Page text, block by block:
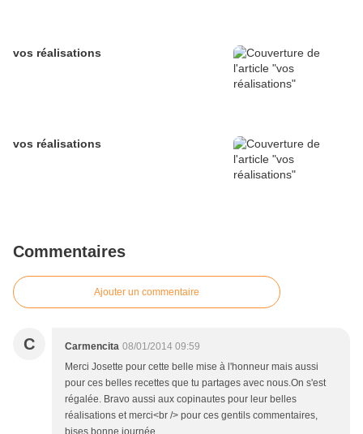
vos réalisations
vos réalisations
Commentaires
Ajouter un commentaire
C Carmencita 08/01/2014 09:59
Merci Josette pour cette belle mise à l'honneur mais aussi
pour ces belles recettes que tu partages avec nous.On s'est
régalée. Bravo aussi aux copinautes pour leur belles
réalisations et merci<br /> pour ces gentils commentaires,
bises bonne journée